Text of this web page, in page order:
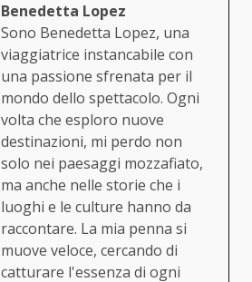
Benedetta Lopez
Sono Benedetta Lopez, una
viaggiatrice instancabile con
una passione sfrenata per il
mondo dello spettacolo. Ogni
volta che esploro nuove
destinazioni, mi perdo non
solo nei paesaggi mozzafiato,
ma anche nelle storie che i
luoghi e le culture hanno da
raccontare. La mia penna si
muove veloce, cercando di
catturare l'essenza di ogni